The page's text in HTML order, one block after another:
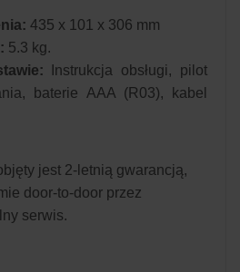
435 x 101 x 306 mm
5.3 kg.
Instrukcja obsługi, pilot
baterie AAA (R03), kabel
jest 2-letnią gwarancją,
door-to-door przez
serwis.